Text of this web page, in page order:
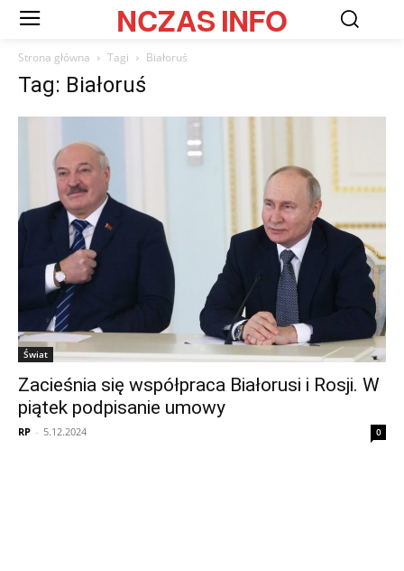
NCZASINFO
Strona główna Tagi Białoruś
Tag: Białoruś
Świat
Zacieśnia się współpraca Białorusi i Rosji. W
piątek podpisanie umowy
RP - 5.12.2024 0